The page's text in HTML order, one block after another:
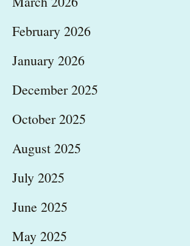
February 2026
January 2026
December 2025
October 2025
August 2025
July 2025
June 2025
May 2025